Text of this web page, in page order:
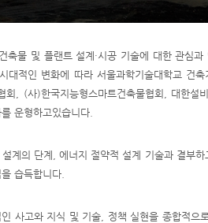
물 및 플랜트 설계·시공 기술에 대한 관심과
적인 변화에 따라 서울과학기술대학교 건축
회, (사)한국지능형스마트건축물협회, 대한설
운형하고있습니다.
계의 단계, 에너지 절약적 설계 기술과 결부하
습득합니다.
사고와 지식 및 기술, 정책 실현을 종합적으